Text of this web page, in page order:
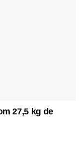
27,5 kg de